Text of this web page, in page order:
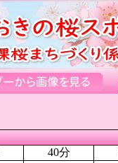
40分